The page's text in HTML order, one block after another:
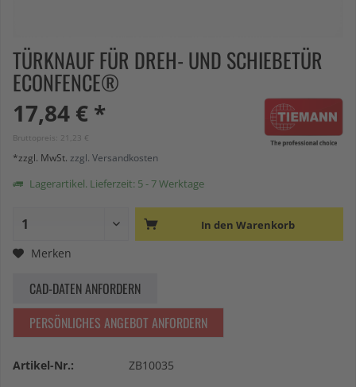
TÜRKNAUF FÜR DREH- UND SCHIEBETÜR
ECONFENCE®
17,84 € *
Bruttopreis: 21,23 €
*zzgl. MwSt. zzgl. Versandkosten
Lagerartikel. Lieferzeit: 5 - 7 Werktage
In den Warenkorb
Merken
CAD-DATEN ANFORDERN
PERSÖNLICHES ANGEBOT ANFORDERN
Artikel-Nr.: ZB10035